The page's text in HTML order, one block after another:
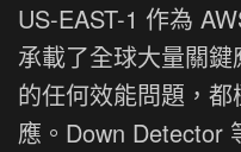
US-EAST-1 作為
承載了全球大量關
的任何效能問題，
應。Down Detector